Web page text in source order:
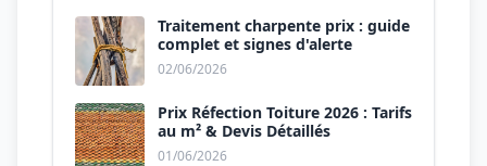
Traitement charpente prix : guide
complet et signes d'alerte
02/06/2026
Prix Réfection Toiture 2026 : Tarifs
au m² & Devis Détaillés
01/06/2026